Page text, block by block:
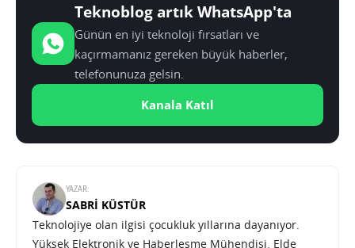
Teknoblog artık WhatsApp'ta
Günün en iyi teknoloji fırsatları ve
kaçırmamanız gereken büyük haberler,
telefonunuza gelsin.
Kanala Katıl
YAZAR:
SABRI KÜSTÜR
Teknolojiye olan ilgisi çocukluk yıllarına dayanıyor.
Yüksek Elektronik ve Haberleşme Mühendisi. Elde